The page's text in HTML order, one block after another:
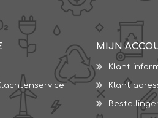
Diverse electro
Verwarmingslint
Kasten, automaten etc.
LED lampen
Schakelen
Eltako
MIJN
Klant
Klant